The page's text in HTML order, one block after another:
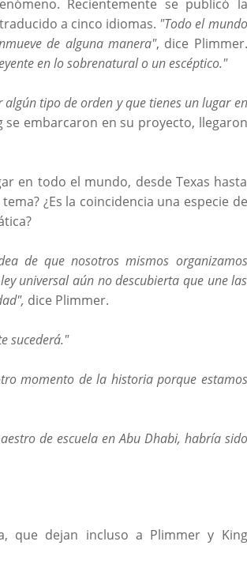
Recientemente se publicó la
a cinco idiomas. "Todo el mundo
de alguna manera", dice Plimmer.
en lo sobrenatural o un escéptico."
tipo de orden y que tienes un lugar en
se embarcaron en su proyecto, llegaron
en todo el mundo, desde Texas hasta
¿Es la coincidencia una especie de
de que nosotros mismos organizamos
universal aún no descubierta que une las
dice Plimmer.
sucederá."
momento de la historia porque estamos
de escuela en Abu Dhabi, habría sido
que dejan incluso a Plimmer y King